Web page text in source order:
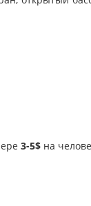
3-5$на